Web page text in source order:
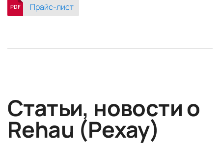
PDF Прайс-лист
Статьи, новости о
Rehau (Рехау)